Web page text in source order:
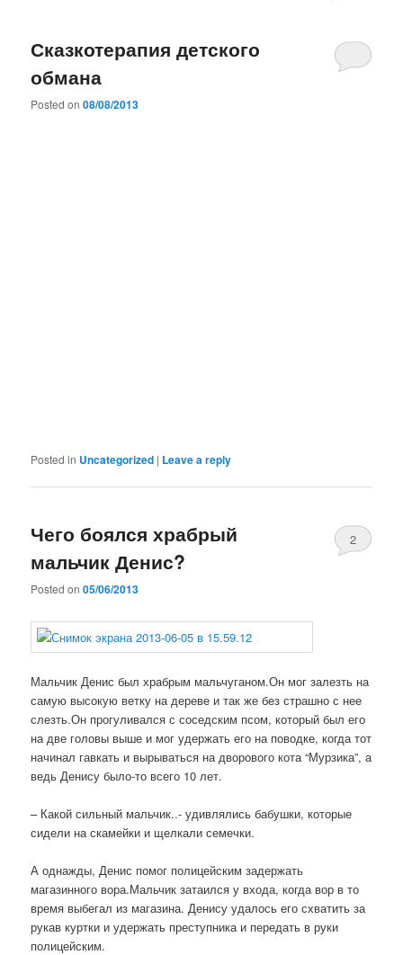
Сказкотерапия детского
обмана
Posted on08/08/2013
Posted in Uncategorized | Leave a reply
Чего боялся храбрый
мальчик Денис?
Posted on05/06/2013
2
Мальчик Денис был храбрым мальчуганом.Он мог залезть на
самую высокую ветку на дереве и так же без страшно с нее
слезть.Он прогуливался с соседским псом, который был его
на две головы выше и мог удержать его на поводке, когда тот
начинал гавкать и вырываться на дворового кота “Мурзика”, а
ведь Денису было-то всего 10 лет.
– Какой сильный мальчик..- удивлялись бабушки, которые
сидели на скамейки и щелкали семечки.
А однажды, Денис помог полицейским задержать
магазинного вора.Мальчик затаился у входа, когда вор в то
время выбегал из магазина. Денису удалось его схватить за
рукав куртки и удержать преступника и передать в руки
полицейским.